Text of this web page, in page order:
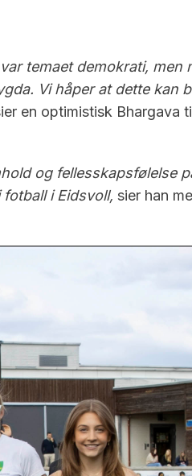
temaet demokrati, men
Vi håper at dette kan
en optimistisk Bhargava
og fellesskapsfølelse
i Eidsvoll, sier han